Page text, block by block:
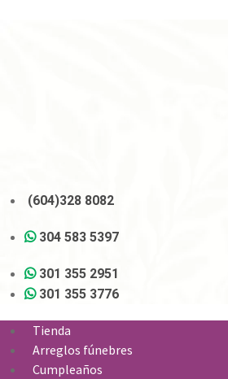
(604)328 8082
304 583 5397
301 355 2951
301 355 3776
Tienda
Arreglos fúnebres
Cumpleaños